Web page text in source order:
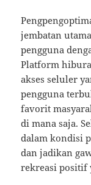
jembatan
pengguna
Platform
akses seluler
pengguna
favorit
di mana saja.
dalam kondisi
dan jadikan
rekreasi positif